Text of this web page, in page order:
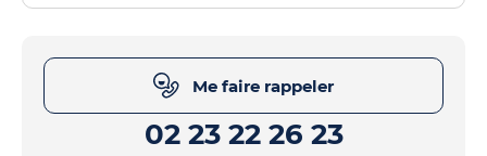
Me faire rappeler
02 23 22 26 23